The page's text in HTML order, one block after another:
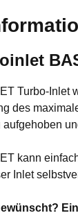
Turbo-Inlet
des
kann
Inlet